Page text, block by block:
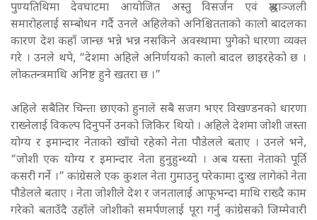
पुण्यतिथिमा देवघाटमा आयोजित अस्तु विसर्जन एवं श्रद्धाञ्जली
समारोहलाई सम्बोधन गर्दै उनले अहिलेको अनिश्चितताको कालो बादलका
कारण देश कहाँ जान्छ भन्ने भन्न नसकिने अवस्थामा पुगेको धारणा व्यक्त
गरे । उनले थपे, “देशमा अहिले अनिर्णयको कालो बादल छाइरहेको छ ।
लोकतन्त्रमाथि अनिष्ट हुने खतरा छ ।”
अहिले सबैतिर चिन्ता छाएको हुनाले सबै सजग भएर विखण्डनको धारणा
राख्नेलाई विकल्प दिनुपर्ने उनको जिकिर थियो । अहिले देशमा जोशी जस्ता
योग्य र इमान्दार नेताको खाँचो रहेको नेता पौडेलले बताए । उनले भने,
“जोशी एक योग्य र इमान्दार नेता हुनुहुन्थ्यो । अब यस्ता नेताको पूर्ति
कसरी गर्ने ।” कांग्रेसले एक कुशल नेता गुमाउनु परेकामा दुःख लागेको नेता
पौडेलले बताए । नेता जोशीले देश र जनतालाई आफूभन्दा माथि राख्दै काम
गरेको बताउँदै उहाँले जोशीको समर्पणलाई पूरा गर्नु कांग्रेसको जिम्मेवारी